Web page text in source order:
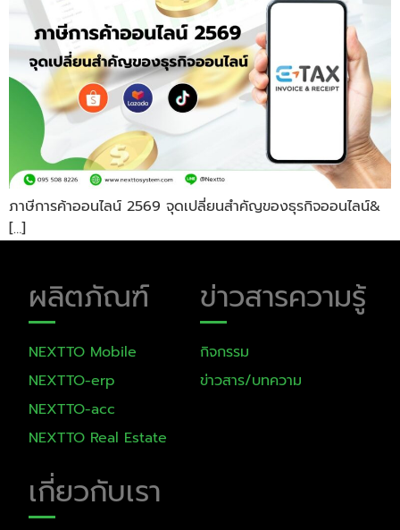
ภาษีการค้าออนไลน์ 2569 จุดเปลี่ยนสำคัญของธุรกิจออนไลน์&
[…]
ผลิตภัณฑ์
NEXTTO Mobile​
NEXTTO-erp
NEXTTO-acc
NEXTTO Real Estate
ข่าวสารความรู้
กิจกรรม
ข่าวสาร/บทความ
เกี่ยวกับเรา